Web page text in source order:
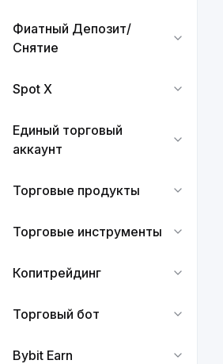
Фиатный Депозит/
Снятие
Spot X
Единый торговый
аккаунт
Торговые продукты
Торговые инструменты
Копитрейдинг
Торговый бот
Bybit Earn